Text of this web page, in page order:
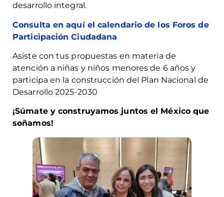
desarrollo integral.
Consulta en aquí el calendario de los Foros de
Participación Ciudadana
Asiste con tus propuestas en materia de
atención a niñas y niños menores de 6 años y
participa en la construcción del Plan Nacional de
Desarrollo 2025-2030
¡Súmate y construyamos juntos el México que
soñamos!